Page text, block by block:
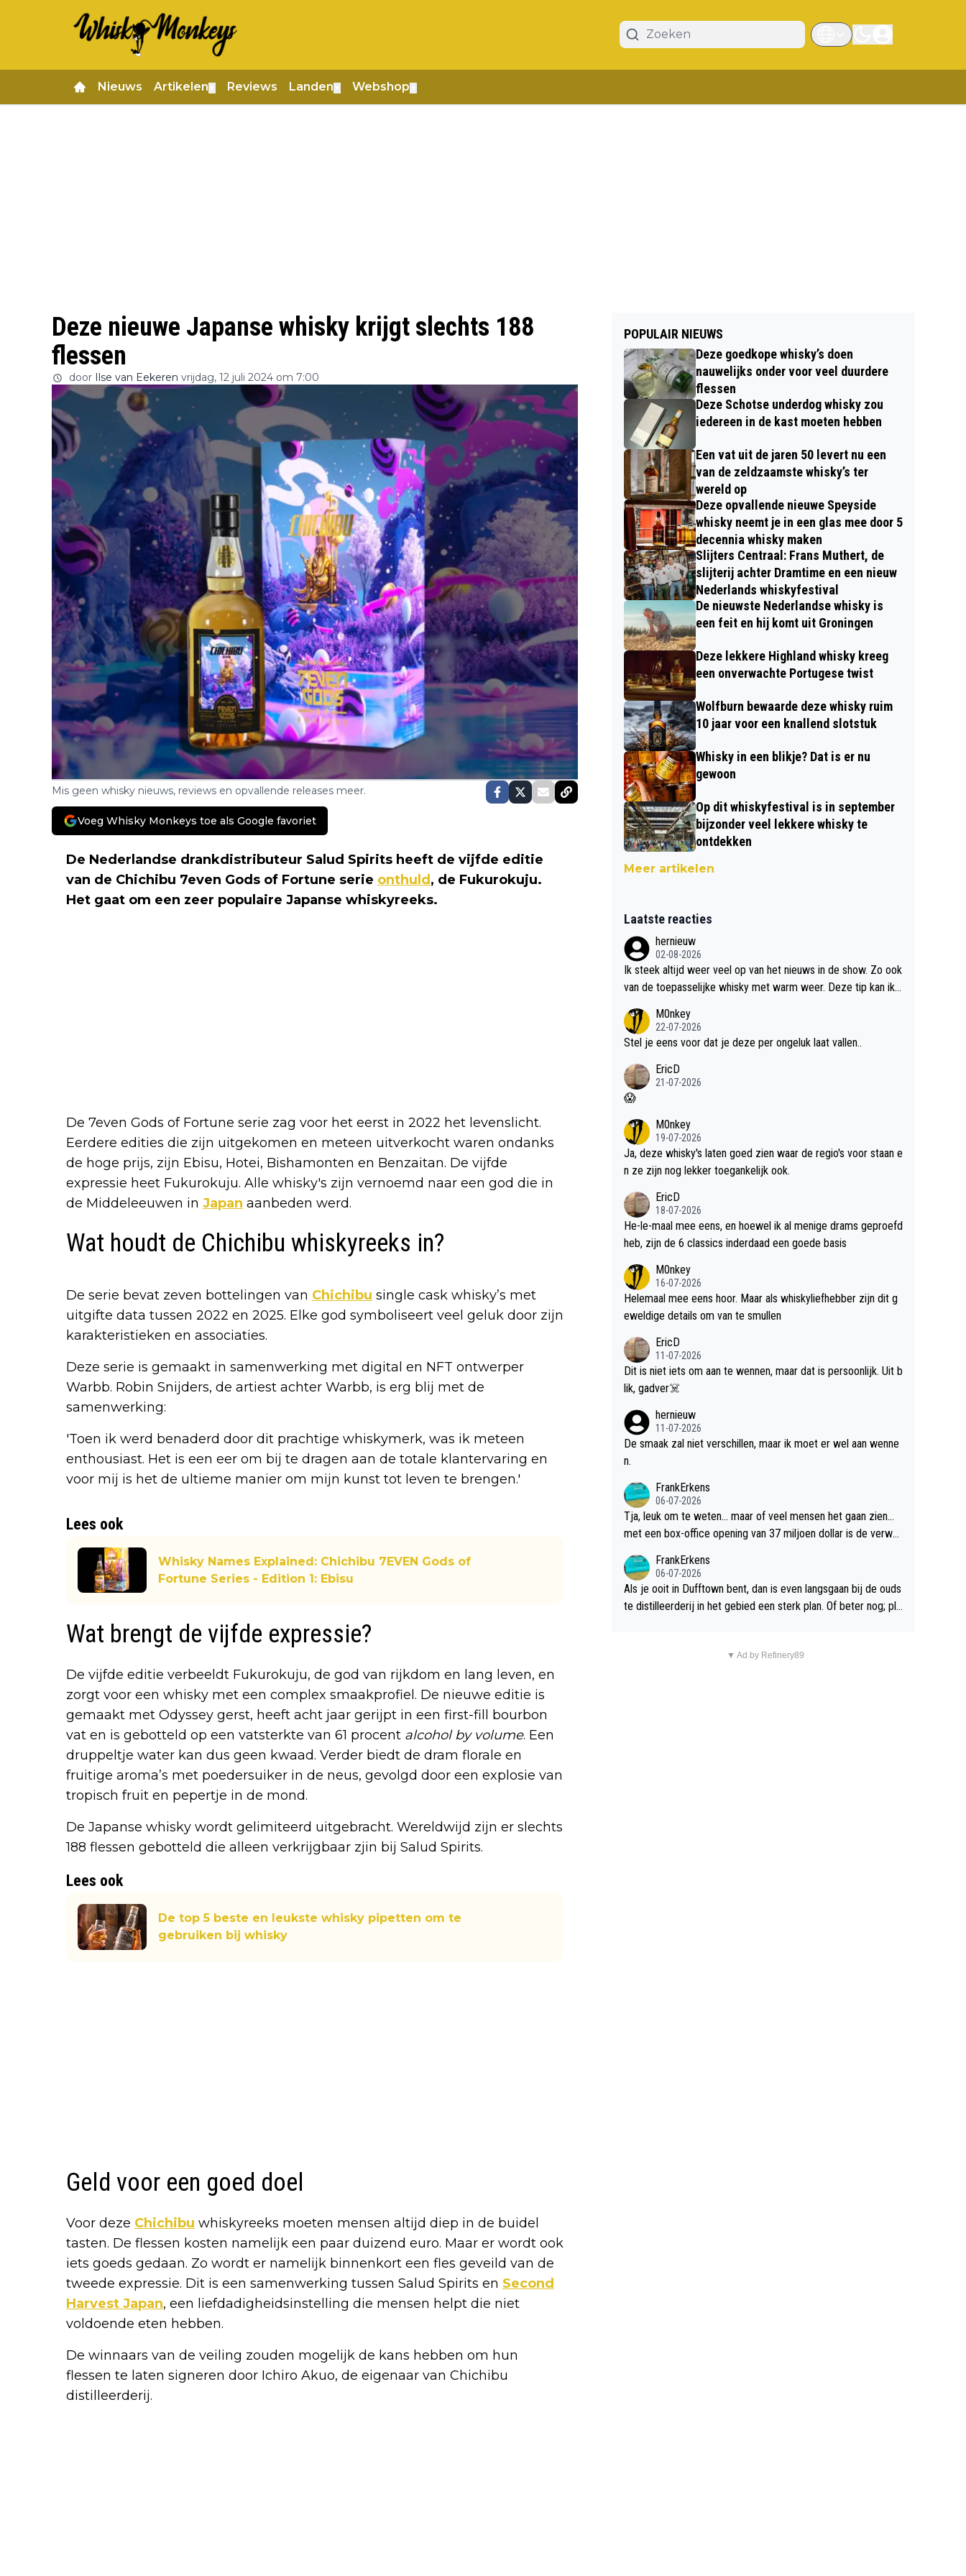
Nieuws Artikelen Reviews Landen Webshop
Deze nieuwe Japanse whisky krijgt slechts 188
flessen
door Ilse van Eekeren vrijdag, 12 juli 2024 om 7:00
Mis geen whisky nieuws, reviews en opvallende releases meer.
Voeg Whisky Monkeys toe als Google favoriet
De Nederlandse drankdistributeur Salud Spirits heeft de vijfde editie
van de Chichibu 7even Gods of Fortune serie onthuld, de Fukurokuju.
Het gaat om een zeer populaire Japanse whiskyreeks.
De 7even Gods of Fortune serie zag voor het eerst in 2022 het levenslicht.
Eerdere edities die zijn uitgekomen en meteen uitverkocht waren ondanks
de hoge prijs, zijn Ebisu, Hotei, Bishamonten en Benzaitan. De vijfde
expressie heet Fukurokuju. Alle whisky's zijn vernoemd naar een god die in
de Middeleeuwen in Japan aanbeden werd.
Wat houdt de Chichibu whiskyreeks in?
De serie bevat zeven bottelingen van Chichibu single cask whisky’s met
uitgifte data tussen 2022 en 2025. Elke god symboliseert veel geluk door zijn
karakteristieken en associaties.
Deze serie is gemaakt in samenwerking met digital en NFT ontwerper
Warbb. Robin Snijders, de artiest achter Warbb, is erg blij met de
samenwerking:
'Toen ik werd benaderd door dit prachtige whiskymerk, was ik meteen
enthousiast. Het is een eer om bij te dragen aan de totale klantervaring en
voor mij is het de ultieme manier om mijn kunst tot leven te brengen.'
Lees ook
Whisky Names Explained: Chichibu 7EVEN Gods of
Fortune Series - Edition 1: Ebisu
Wat brengt de vijfde expressie?
De vijfde editie verbeeldt Fukurokuju, de god van rijkdom en lang leven, en
zorgt voor een whisky met een complex smaakprofiel. De nieuwe editie is
gemaakt met Odyssey gerst, heeft acht jaar gerijpt in een first-fill bourbon
vat en is gebotteld op een vatsterkte van 61 procent alcohol by volume. Een
druppeltje water kan dus geen kwaad. Verder biedt de dram florale en
fruitige aroma’s met poedersuiker in de neus, gevolgd door een explosie van
tropisch fruit en pepertje in de mond.
De Japanse whisky wordt gelimiteerd uitgebracht. Wereldwijd zijn er slechts
188 flessen gebotteld die alleen verkrijgbaar zjin bij Salud Spirits.
Lees ook
De top 5 beste en leukste whisky pipetten om te
gebruiken bij whisky
Geld voor een goed doel
Voor deze Chichibu whiskyreeks moeten mensen altijd diep in de buidel
tasten. De flessen kosten namelijk een paar duizend euro. Maar er wordt ook
iets goeds gedaan. Zo wordt er namelijk binnenkort een fles geveild van de
tweede expressie. Dit is een samenwerking tussen Salud Spirits en Second
Harvest Japan, een liefdadigheidsinstelling die mensen helpt die niet
voldoende eten hebben.
De winnaars van de veiling zouden mogelijk de kans hebben om hun
flessen te laten signeren door Ichiro Akuo, de eigenaar van Chichibu
distilleerderij.
POPULAIR NIEUWS
Deze goedkope whisky’s doen
nauwelijks onder voor veel duurdere
flessen
Deze Schotse underdog whisky zou
iedereen in de kast moeten hebben
Een vat uit de jaren 50 levert nu een
van de zeldzaamste whisky’s ter
wereld op
Deze opvallende nieuwe Speyside
whisky neemt je in een glas mee door 5
decennia whisky maken
Slijters Centraal: Frans Muthert, de
slijterij achter Dramtime en een nieuw
Nederlands whiskyfestival
De nieuwste Nederlandse whisky is
een feit en hij komt uit Groningen
Deze lekkere Highland whisky kreeg
een onverwachte Portugese twist
Wolfburn bewaarde deze whisky ruim
10 jaar voor een knallend slotstuk
Whisky in een blikje? Dat is er nu
gewoon
Op dit whiskyfestival is in september
bijzonder veel lekkere whisky te
ontdekken
Meer artikelen
Laatste reacties
hernieuw
02-08-2026
Ik steek altijd weer veel op van het nieuws in de show. Zo ook
van de toepasselijke whisky met warm weer. Deze tip kan ik
M0nkey
22-07-2026
Stel je eens voor dat je deze per ongeluk laat vallen..
EricD
21-07-2026
😱
M0nkey
19-07-2026
Ja, deze whisky's laten goed zien waar de regio's voor staan e
n ze zijn nog lekker toegankelijk ook.
EricD
18-07-2026
He-le-maal mee eens, en hoewel ik al menige drams geproefd
heb, zijn de 6 classics inderdaad een goede basis
M0nkey
16-07-2026
Helemaal mee eens hoor. Maar als whiskyliefhebber zijn dit g
eweldige details om van te smullen
EricD
11-07-2026
Dit is niet iets om aan te wennen, maar dat is persoonlijk. Uit b
lik, gadver☠️
hernieuw
11-07-2026
De smaak zal niet verschillen, maar ik moet er wel aan wenne
n.
FrankErkens
06-07-2026
Tja, leuk om te weten... maar of veel mensen het gaan zien...
met een box-office opening van 37 miljoen dollar is de verwa
FrankErkens
06-07-2026
Als je ooit in Dufftown bent, dan is even langsgaan bij de ouds
te distilleerderij in het gebied een sterk plan. Of beter nog; pla
▼ Ad by Refinery89